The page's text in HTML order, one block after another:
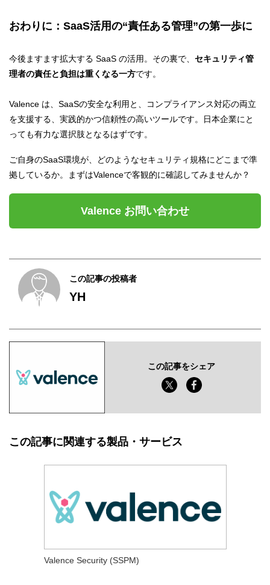
おわりに：SaaS活用の“責任ある管理”の第一歩に
今後ますます拡大する SaaS の活用。その裏で、 セキュリティ管
理者の責任と負担は重くなる一方です。
Valence は、SaaSの安全な利用と、コンプライアンス対応の両立
を支援する、実践的かつ信頼性の高いツールです。日本企業にと
っても有力な選択肢となるはずです。
ご自身のSaaS環境が、どのようなセキュリティ規格にどこまで準
拠しているか。まずはValenceで客観的に確認してみませんか？
Valence お問い合わせ
この記事の投稿者
YH
この記事をシェア
この記事に関連する製品・サービス
Valence Security (SSPM)